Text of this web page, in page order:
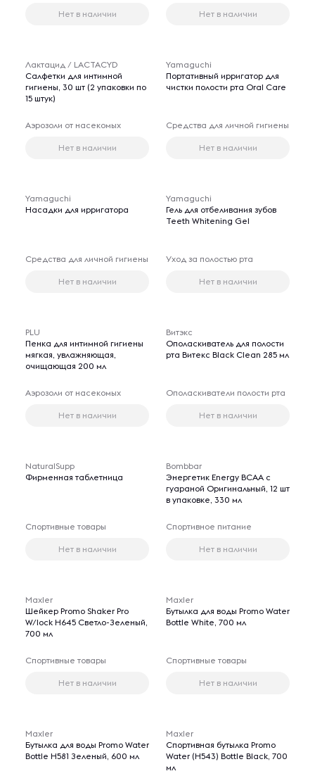
Нет в наличии Нет в наличии
Лактацид / LACTACYD
Салфетки для интимной
гигиены, 30 шт (2 упаковки по
15 штук)
Аэрозоли от насекомых
Нет в наличии
Yamaguchi
Портативный ирригатор для
чистки полости рта Oral Care
Средства для личной гигиены
Нет в наличии
Yamaguchi
Насадки для ирригатора
Средства для личной гигиены
Нет в наличии
Yamaguchi
Гель для отбеливания зубов
Teeth Whitening Gel
Уход за полостью рта
Нет в наличии
PLU
Пенка для интимной гигиены
мягкая, увлажняющая,
очищающая 200 мл
Аэрозоли от насекомых
Нет в наличии
Витэкс
Ополаскиватель для полости
рта Витекс Black Clean 285 мл
Ополаскиватели полости рта
Нет в наличии
NaturalSupp
Фирменная таблетница
Спортивные товары
Нет в наличии
Bombbar
Энергетик Energy BCAA с
гуараной Оригинальный, 12 шт
в упаковке, 330 мл
Спортивное питание
Нет в наличии
Maxler
Шейкер Promo Shaker Pro
W/lock H645 Светло-Зеленый,
700 мл
Спортивные товары
Нет в наличии
Maxler
Бутылка для воды Promo Water
Bottle White, 700 мл
Спортивные товары
Нет в наличии
Maxler
Бутылка для воды Promo Water
Bottle H581 Зеленый, 600 мл
Maxler
Спортивная бутылка Promo
Water (H543) Bottle Black, 700
мл